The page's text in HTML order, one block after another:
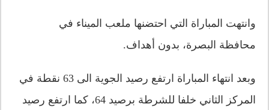
وانتهت المباراة التي احتضنها ملعب الميناء في
محافظة البصرة، بدون أهداف.
وبعد انتهاء المباراة ارتفع رصيد الجوية الى 63 نقطة في
المركز الثاني خلفا للشرطة برصيد 64، كما ارتفع رصيد